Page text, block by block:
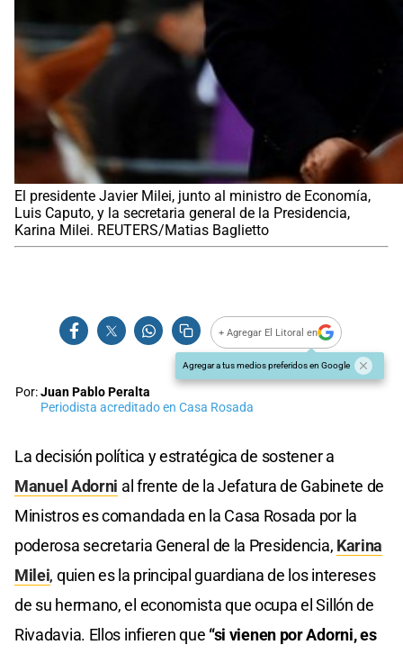
El presidente Javier Milei, junto al ministro de Economía,
Luis Caputo, y la secretaria general de la Presidencia,
Karina Milei. REUTERS/Matias Baglietto
+ Agregar El Litoral en
Agregar a tus medios preferidos en Google
Por:Juan Pablo Peralta
Periodista acreditado en Casa Rosada
La decisión política y estratégica de sostener a
Manuel Adorni al frente de la Jefatura de Gabinete de
Ministros es comandada en la Casa Rosada por la
poderosa secretaria General de la Presidencia, Karina
Milei, quien es la principal guardiana de los intereses
de su hermano, el economista que ocupa el Sillón de
Rivadavia. Ellos infieren que “si vienen por Adorni, es